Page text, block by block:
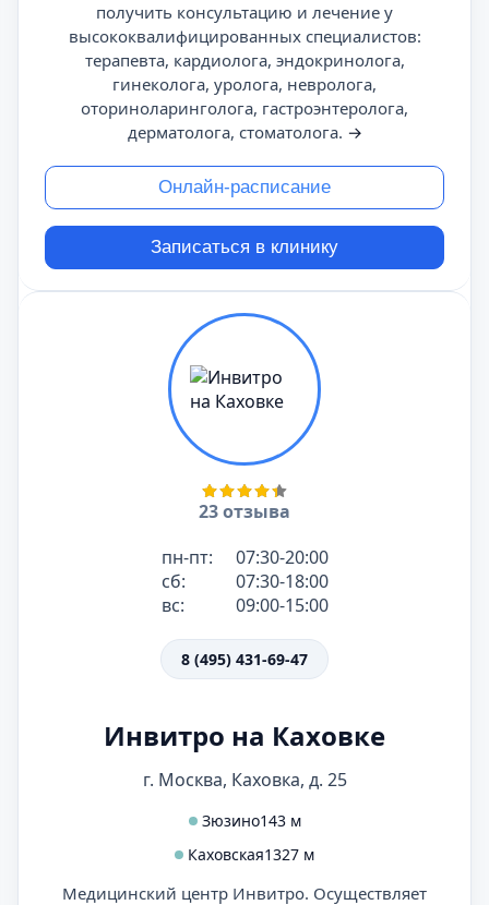
получить консультацию и лечение у
высококвалифицированных специалистов:
терапевта, кардиолога, эндокринолога,
гинеколога, уролога, невролога,
оториноларинголога, гастроэнтеролога,
дерматолога, стоматолога. →
Онлайн-расписание
Записаться в клинику
23 отзыва
пн-пт:
07:30-20:00
сб:
07:30-18:00
вс:
09:00-15:00
8 (495) 431-69-47
Инвитро на Каховке
г. Москва, Каховка, д. 25
Зюзино143 м
Каховская1327 м
Медицинский центр Инвитро. Осуществляет